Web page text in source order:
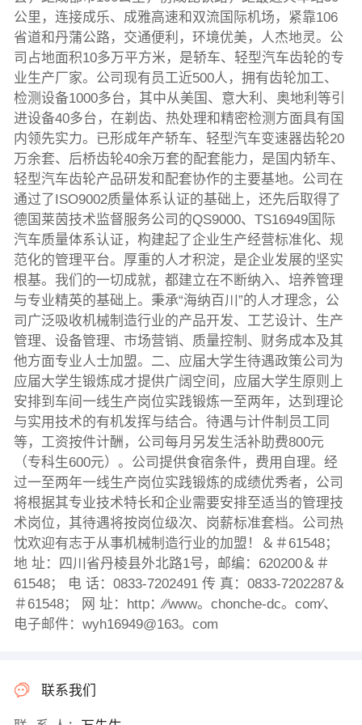
公里，连接成乐、成雅高速和双流国际机场，紧靠106
省道和丹蒲公路，交通便利，环境优美，人杰地灵。公
司占地面积10多万平方米，是轿车、轻型汽车齿轮的专
业生产厂家。公司现有员工近500人，拥有齿轮加工、
检测设备1000多台，其中从美国、意大利、奥地利等引
进设备40多台，在剃齿、热处理和精密检测方面具有国
内领先实力。已形成年产轿车、轻型汽车变速器齿轮20
万余套、后桥齿轮40余万套的配套能力，是国内轿车、
轻型汽车齿轮产品研发和配套协作的主要基地。公司在
通过了ISO9002质量体系认证的基础上，还先后取得了
德国莱茵技术监督服务公司的QS9000、TS16949国际
汽车质量体系认证，构建起了企业生产经营标准化、规
范化的管理平台。厚重的人才积淀，是企业发展的坚实
根基。我们的一切成就，都建立在不断纳入、培养管理
与专业精英的基础上。秉承“海纳百川”的人才理念，公
司广泛吸收机械制造行业的产品开发、工艺设计、生产
管理、设备管理、市场营销、质量控制、财务成本及其
他方面专业人士加盟。二、应届大学生待遇政策公司为
应届大学生锻炼成才提供广阔空间，应届大学生原则上
安排到车间一线生产岗位实践锻炼一至两年，达到理论
与实用技术的有机发挥与结合。待遇与计件制员工同
等，工资按件计酬，公司每月另发生活补助费800元
（专科生600元）。公司提供食宿条件，费用自理。经
过一至两年一线生产岗位实践锻炼的成绩优秀者，公司
将根据其专业技术特长和企业需要安排至适当的管理技
术岗位，其待遇将按岗位级次、岗薪标准套档。公司热
忱欢迎有志于从事机械制造行业的加盟！＆＃61548；
地 址：四川省丹棱县外北路1号，邮编：620200＆＃
61548； 电 话：0833-7202491 传 真：0833-7202287＆
＃61548； 网 址：http：∕∕www。chonche-dc。com∕、
电子邮件：wyh16949@163。com
联系我们